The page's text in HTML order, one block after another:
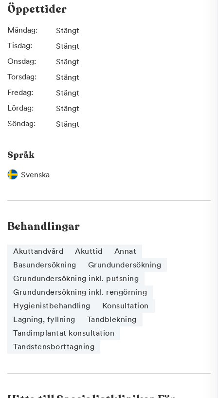
Öppettider
Måndag:
Stängt
Tisdag:
Stängt
Onsdag:
Stängt
Torsdag:
Stängt
Fredag:
Stängt
Lördag:
Stängt
Söndag:
Stängt
Språk
Svenska
Behandlingar
Akuttandvård Akuttid
Annat
Basundersökning
Grundundersökning
Grundundersökning inkl. putsning
Grundundersökning inkl. rengörning
Hygienistbehandling
Konsultation
Lagning, fyllning
Tandblekning
Tandimplantat konsultation
Tandstensborttagning